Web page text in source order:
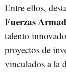
Entre ellos,
Fuerzas
talento
proyectos de
vinculados a la